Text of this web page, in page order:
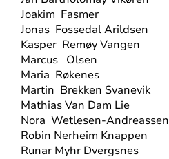
Joakim Fasmer
Jonas Fossedal Arildsen
Kasper Remøy Vangen
Marcus Olsen
Maria Røkenes
Martin Brekken Svanevik
Mathias Van Dam Lie
Nora Wetlesen-Andreassen
Robin Nerheim Knappen
Runar Myhr Dvergsnes